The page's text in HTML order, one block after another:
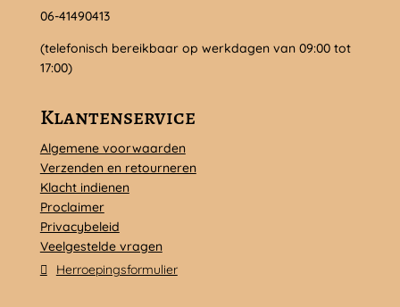
06-41490413
(telefonisch bereikbaar op werkdagen van 09:00 tot
17:00)
Klantenservice
Algemene voorwaarden
Verzenden en retourneren
Klacht indienen
Proclaimer
Privacybeleid
Veelgestelde vragen
Herroepingsformulier